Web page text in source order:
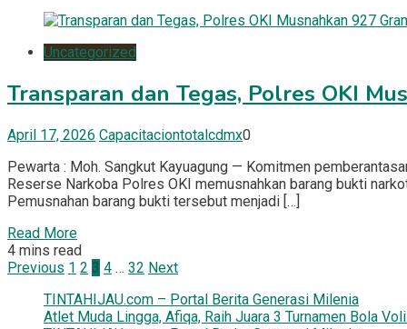
Uncategorized
Transparan dan Tegas, Polres OKI
April 17, 2026 Capacitaciontotalcdmx0
Pewarta : Moh. Sangkut Kayuagung — Komitmen
Reserse Narkoba Polres OKI memusnahkan barang bukti
Pemusnahan barang bukti tersebut menjadi […]
Read More
4 mins read
Posts
pagination
Previous 1 2 3 4 … 32 Next
TINTAHIJAU.com – Portal Berita Generasi Milenia
Atlet Muda Lingga, Afiqa, Raih Juara 3 Turnamen Bola